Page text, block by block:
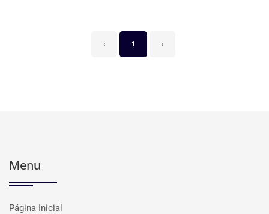
‹ 1 ›
Menu
Página Inicial